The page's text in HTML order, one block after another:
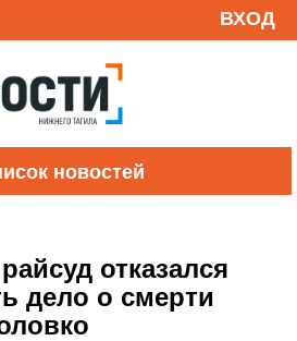
ВХОД
новостей
отказался
дело о смерти